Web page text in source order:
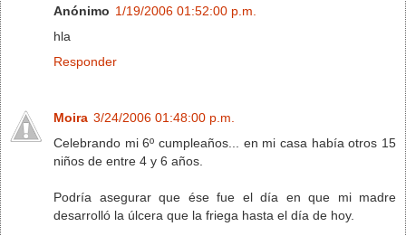
Anónimo 1/19/2006 01:52:00 p.m.
hla
Responder
Moira 3/24/2006 01:48:00 p.m.
Celebrando mi 6º cumpleaños... en mi casa había otros 15
niños de entre 4 y 6 años.
Podría asegurar que ése fue el día en que mi madre
desarrolló la úlcera que la friega hasta el día de hoy.